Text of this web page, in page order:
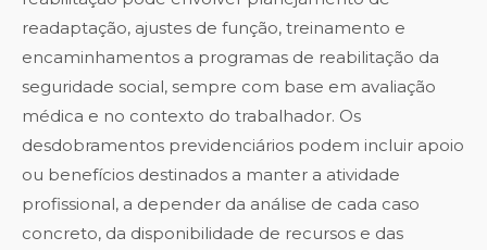
readaptação, ajustes de função, treinamento e
encaminhamentos a programas de reabilitação da
seguridade social, sempre com base em avaliação
médica e no contexto do trabalhador. Os
desdobramentos previdenciários podem incluir apoio
ou benefícios destinados a manter a atividade
profissional, a depender da análise de cada caso
concreto, da disponibilidade de recursos e das